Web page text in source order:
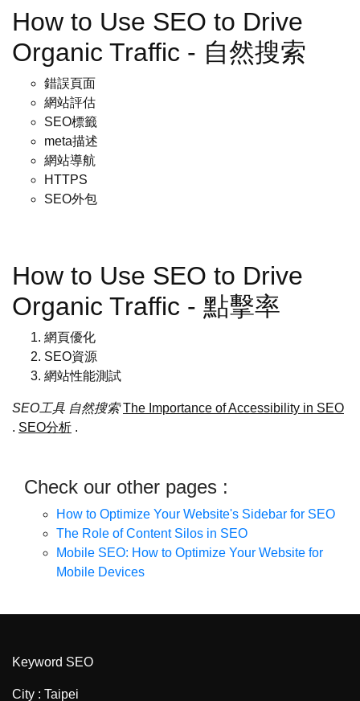
How to Use SEO to Drive
Organic Traffic - 自然搜索
錯誤頁面
網站評估
SEO標籤
meta描述
網站導航
HTTPS
SEO外包
How to Use SEO to Drive
Organic Traffic - 點擊率
網頁優化
SEO資源
網站性能測試
SEO工具 自然搜索 The Importance of Accessibility in SEO
. SEO分析 .
Check our other pages :
How to Optimize Your Website's Sidebar for SEO
The Role of Content Silos in SEO
Mobile SEO: How to Optimize Your Website for
Mobile Devices
Keyword SEO
City : Taipei